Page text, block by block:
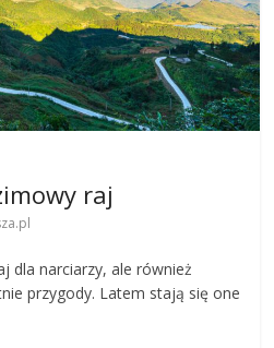
raj
dla narciarzy, ale również
przygody. Latem stają się one